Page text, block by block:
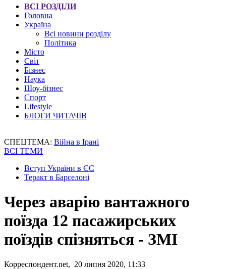
ВСІ РОЗДІЛИ
Головна
Україна
Всі новини розділу
Політика
Місто
Світ
Бізнес
Наука
Шоу-бізнес
Спорт
Lifestyle
БЛОГИ ЧИТАЧІВ
СПЕЦТЕМА: Війна в Ірані
ВСІ ТЕМИ
Вступ України в ЄС
Теракт в Барселоні
Через аварію вантажного
поїзда 12 пасажирських
поїздів спізняться - ЗМІ
Корреспондент.net, 20 липня 2020, 11:33